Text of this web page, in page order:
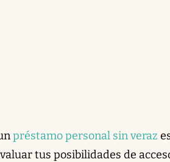
préstamo personal sin veraz
tus posibilidades de